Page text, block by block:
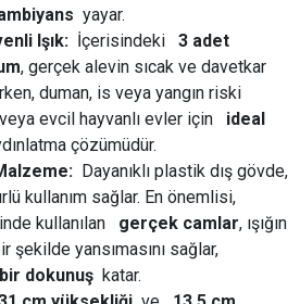
yayar.
Işık: İçerisindeki 3 adet
, gerçek alevin sıcak ve davetkar
duman, is veya yangın riski
evcil hayvanlı evler için ideal
çözümüdür.
Dayanıklı plastik dış gövde,
kullanım sağlar. En önemlisi,
kullanılan gerçek camlar, ışığın
şekilde yansımasını sağlar,
dokunuş katar.